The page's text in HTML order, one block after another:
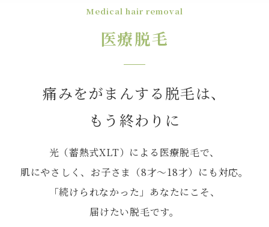
Medical hair removal
医療脱毛
痛みをがまんする脱毛は、
もう終わりに
光（蓄熱式XLT）による医療脱毛で、
肌にやさしく、お子さま（8才～18才）にも対応。
「続けられなかった」あなたにこそ、
届けたい脱毛です。